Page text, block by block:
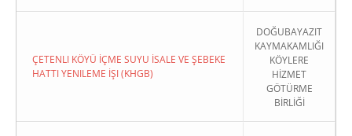
ÇETENLI KÖYÜ İÇME SUYU İSALE VE ŞEBEKE
HATTI YENILEME İŞI (KHGB)
DOĞUBAYAZIT
KAYMAKAMLIĞI
KÖYLERE
HİZMET
GÖTÜRME
BİRLİĞİ